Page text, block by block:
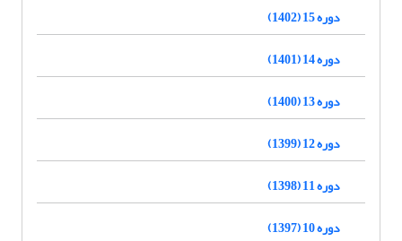
دوره 15 (1402)
دوره 14 (1401)
دوره 13 (1400)
دوره 12 (1399)
دوره 11 (1398)
دوره 10 (1397)